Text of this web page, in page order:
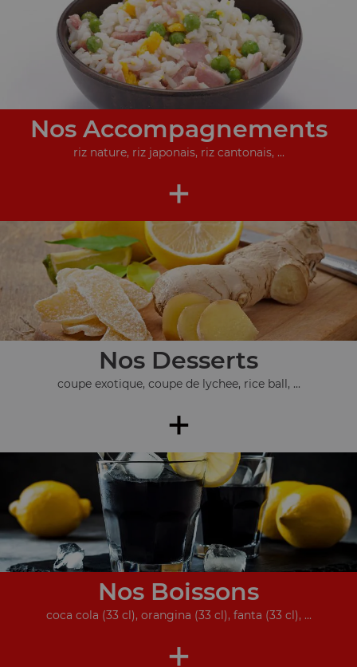
Nos Accompagnements
riz nature, riz japonais, riz cantonais, ...
+
Nos Desserts
coupe exotique, coupe de lychee, rice ball, ...
+
Nos Boissons
coca cola (33 cl), orangina (33 cl), fanta (33 cl), ...
+